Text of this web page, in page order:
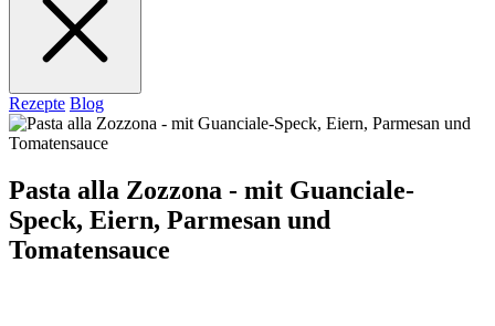
Rezepte Blog
Pasta alla Zozzona - mit Guanciale-
Speck, Eiern, Parmesan und
Tomatensauce